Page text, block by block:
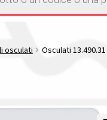
Il mio account
osculati Osculati